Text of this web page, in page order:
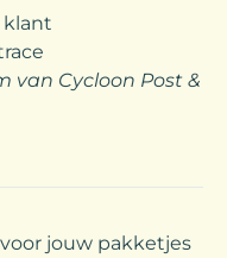
klant
van Cycloon Post &
jouw pakketjes